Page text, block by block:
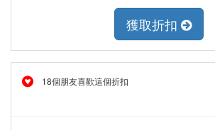
獲取折扣
18個朋友喜歡這個折扣